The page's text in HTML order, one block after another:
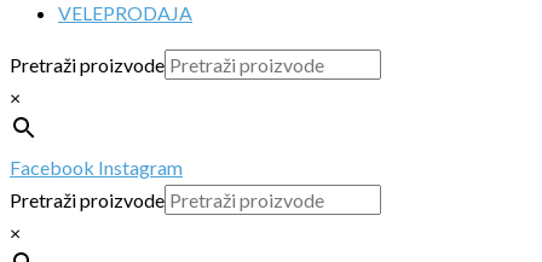
VELEPRODAJA
Pretraži proizvode
×
Facebook Instagram
Pretraži proizvode
×